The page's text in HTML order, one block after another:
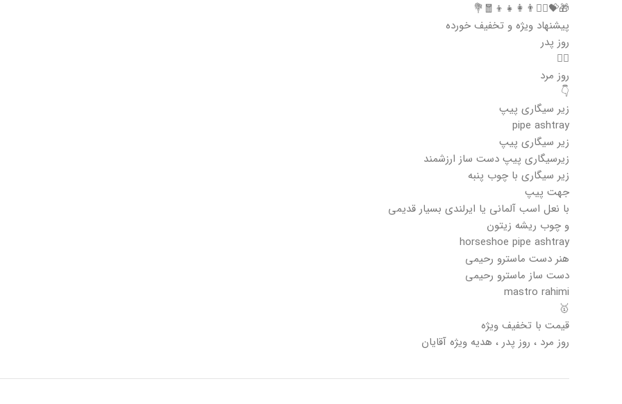
🎁💝🙋‍♂️👨‍👩‍👧‍👦🧧💐
پیشنهاد ویژه و تخفیف خورده
روز پدر
❤️‍🔥
روز مرد
👇
زیر سیگاری پیپ
pipe ashtray
زیر سیگاری پیپ
زیرسیگاری پیپ دست ساز ارزشمند
زیر سیگاری با چوب پنبه
جهت پیپ
با نعل اسب آلمانی یا ایرلندی بسیار قدیمی
و چوب ریشه زیتون
horseshoe pipe ashtray
هنر دست ماسترو رحیمی
دست ساز ماسترو رحیمی
mastro rahimi
🥇
قیمت با تخفیف ویژه
روز مرد ، روز پدر ، هدیه ویژه آقایان